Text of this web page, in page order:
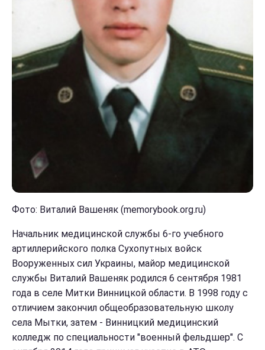
Фото: Виталий Вашеняк (memorybook.org.ru)
Начальник медицинской службы 6-го учебного
артиллерийского полка Сухопутных войск
Вооруженных сил Украины, майор медицинской
службы Виталий Вашеняк родился 6 сентября 1981
года в селе Митки Винницкой области. В 1998 году с
отличием закончил общеобразовательную школу
села Мытки, затем - Винницкий медицинский
колледж по специальности "военный фельдшер". С